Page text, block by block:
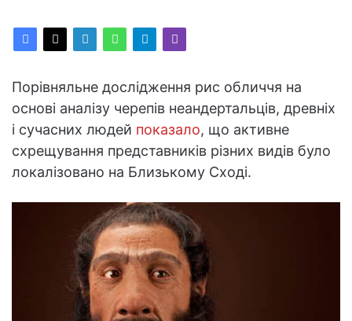
Порівняльне дослідження рис обличчя на
основі аналізу черепів неандертальців, древніх
і сучасних людей показало, що активне
схрещування представників різних видів було
локалізовано на Близькому Сході.